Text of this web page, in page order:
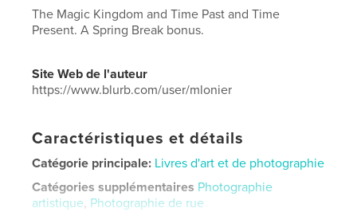
The Magic Kingdom and Time Past and Time
Present. A Spring Break bonus.
Site Web de l'auteur
https://www.blurb.com/user/mlonier
Caractéristiques et détails
Catégorie principale: Livres d'art et de photographie
Catégories supplémentaires Photographie
artistique, Photographie de rue